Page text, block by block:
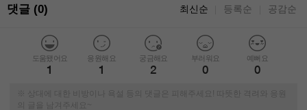
댓글 (0) 최신순 등록순 공감순
도움됐어요
1
응원해요
1
궁금해요
2
부러워요
0
예뻐요
0
※ 상대에 대한 비방이나 욕설 등의 댓글은 피해주세요! 따뜻한 격려와 응원